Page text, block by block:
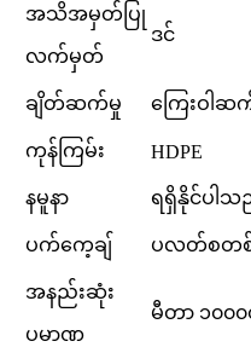
အသိအမှတ်ပြု
လက်မှတ်
ဒင်
ချိတ်ဆက်မှု ကြေးဝါဆက်
ကုန်ကြမ်း HDPE
နမူနာ ရရှိနိုင်ပါ
ပက်ကေ့ချ် ပလတ်စတစ်
အနည်းဆုံး
ပမာဏ
မီတာ ၁၀၀၀